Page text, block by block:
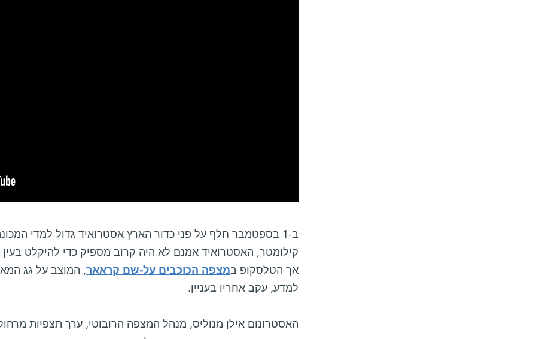
קילומטר, האסטרואיד אמנם לא היה קרוב מספיק כדי להיקלט בעין
אך הטלסקופ במצפה הכוכבים על-שם קראאר, המוצב על גג
למדע, עקב אחריו בעניין.
האסטרונום אילן מנוליס, מנהל המצפה הרובוטי, ערך תצפיות